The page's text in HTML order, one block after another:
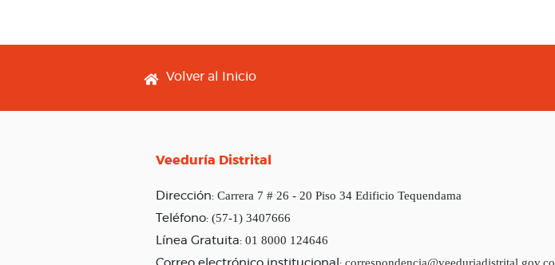
Footer menu
Volver al Inicio
Veeduría Distrital
Dirección: Carrera 7 # 26 - 20 Piso 34 Edificio Tequendama
Teléfono: (57-1) 3407666
Línea Gratuita: 01 8000 124646
correspondencia@veeduriadistrital.gov.co